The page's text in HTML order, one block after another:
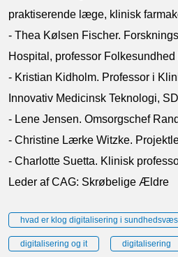
praktiserende læge, klinisk
- Thea Kølsen Fischer.
Hospital, professor Folkesundhed
- Kristian Kidholm. Professor i
Innovativ Medicinsk Teknologi,
- Lene Jensen. Omsorgschef
- Christine Lærke Witzke.
- Charlotte Suetta. Klinisk
Leder af CAG: Skrøbelige Ældre
hvad er klog digitalisering i
digitalisering og it digitalisering